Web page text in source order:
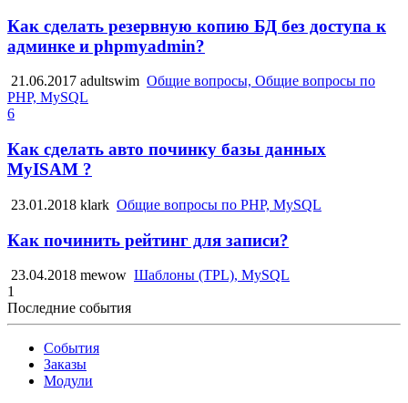
Как сделать резервную копию БД без доступа к
админке и phpmyadmin?
21.06.2017 adultswim Общие вопросы, Общие вопросы по
PHP, MySQL
6
Как сделать авто починку базы данных
MyISAM ?
23.01.2018 klark Общие вопросы по PHP, MySQL
Как починить рейтинг для записи?
23.04.2018 mewow Шаблоны (TPL), MySQL
1
Последние события
События
Заказы
Модули